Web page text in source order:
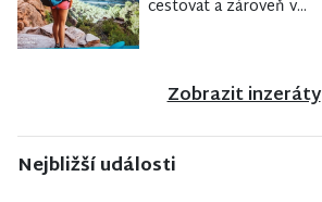
cestovat a zároveň v...
Zobrazit inzeráty
Nejbližší události